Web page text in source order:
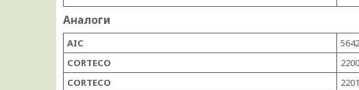
Аналоги
AIC
CORTECO
CORTECO